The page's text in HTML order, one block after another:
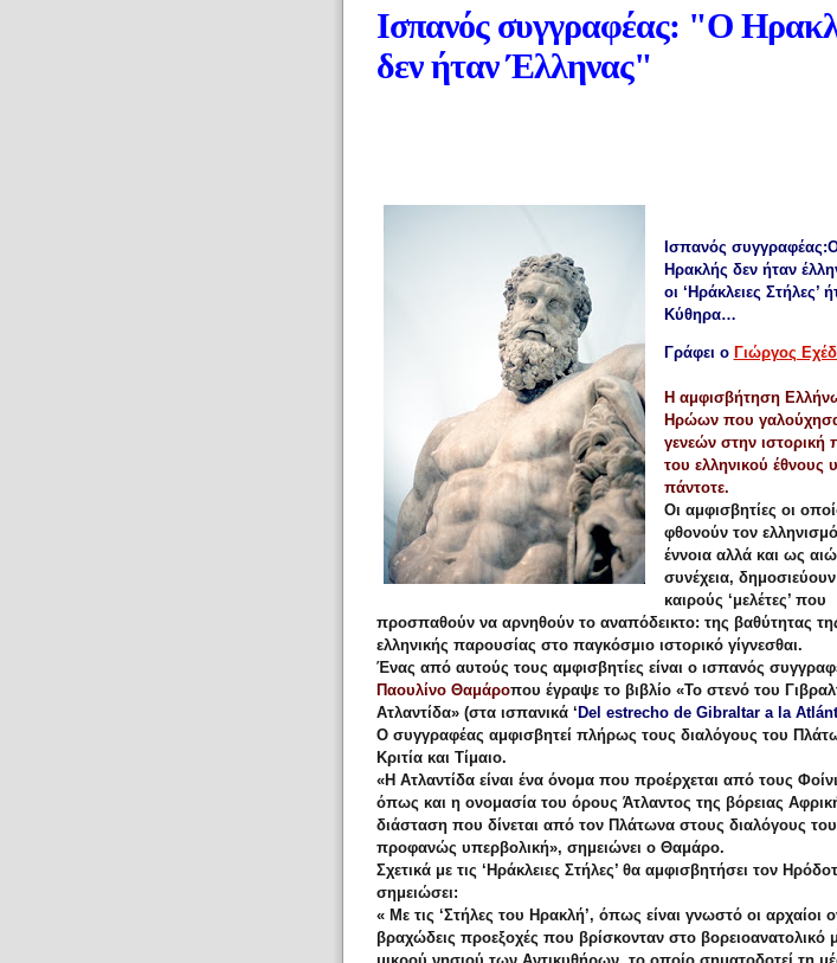
Ισπανός συγγραφέας: "Ο
δεν ήταν Έλληνας"
Ισπανός συγγραφέας:
Ηρακλής δεν ήταν
οι ‘Ηράκλειες Στήλες’
Κύθηρα…
Γράφει ο Γιώργος
Η αμφισβήτηση
Ηρώων που
γενεών στην ιστορική
του ελληνικού έθνους
πάντοτε.
Οι αμφισβητίες οι
φθονούν τον
έννοια αλλά και ως
συνέχεια,
καιρούς ‘μελέτες’ που
προσπαθούν να αρνηθούν το αναπόδεικτο: της βαθύτητας
ελληνικής παρουσίας στο παγκόσμιο ιστορικό γίγνεσθαι.
Ένας από αυτούς τους αμφισβητίες είναι ο ισπανός
Παουλίνο Θαμάροπου έγραψε το βιβλίο «Το στενό του
Ατλαντίδα» (στα ισπανικά ‘Del estrecho de Gibraltar a la
Ο συγγραφέας αμφισβητεί πλήρως τους διαλόγους του
Κριτία και Τίμαιο.
«Η Ατλαντίδα είναι ένα όνομα που προέρχεται από τους
όπως και η ονομασία του όρους Άτλαντος της βόρειας
διάσταση που δίνεται από τον Πλάτωνα στους διαλόγους του,
προφανώς υπερβολική», σημειώνει ο Θαμάρο.
Σχετικά με τις ‘Ηράκλειες Στήλες’ θα αμφισβητήσει τον
σημειώσει:
« Με τις ‘Στήλες του Ηρακλή’, όπως είναι γνωστό οι αρχαίοι
βραχώδεις προεξοχές που βρίσκονταν στο βορειοανατολικό